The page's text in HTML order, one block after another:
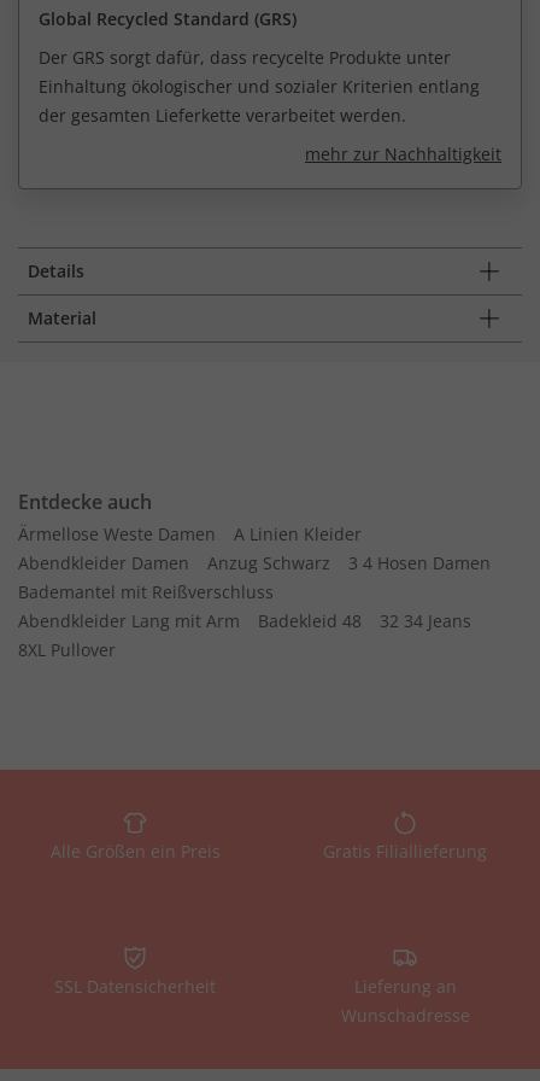
Global Recycled Standard (GRS)
Der GRS sorgt dafür, dass recycelte Produkte unter
Einhaltung ökologischer und sozialer Kriterien entlang
der gesamten Lieferkette verarbeitet werden.
mehr zur Nachhaltigkeit
Details
Material
Entdecke auch
Ärmellose Weste Damen
A Linien Kleider
Abendkleider Damen
Anzug Schwarz
3 4 Hosen Damen
Bademantel mit Reißverschluss
Abendkleider Lang mit Arm
Badekleid 48
32 34 Jeans
8XL Pullover
Alle Größen ein Preis Gratis Filiallieferung
SSL Datensicherheit
Lieferung an
Wunschadresse